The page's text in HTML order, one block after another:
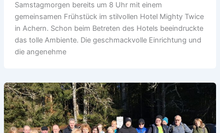
Samstagmorgen bereits um 8 Uhr mit einem
gemeinsamen Frühstück im stilvollen Hotel Mighty Twice
in Achern. Schon beim Betreten des Hotels beeindruckte
das tolle Ambiente. Die geschmackvolle Einrichtung und
die angenehme